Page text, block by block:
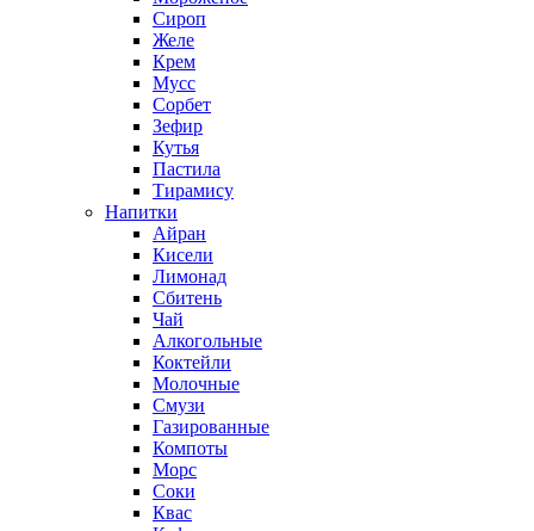
Сироп
Желе
Крем
Мусс
Сорбет
Зефир
Кутья
Пастила
Тирамису
Напитки
Айран
Кисели
Лимонад
Сбитень
Чай
Алкогольные
Коктейли
Молочные
Смузи
Газированные
Компоты
Морс
Соки
Квас